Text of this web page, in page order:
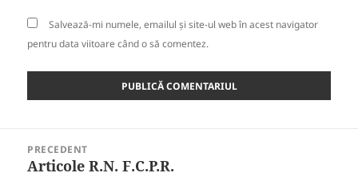
Salvează-mi numele, emailul și site-ul web în acest navigator
pentru data viitoare când o să comentez.
articole
PRECEDENT
Articolul
Articole R.N. F.C.P.R.